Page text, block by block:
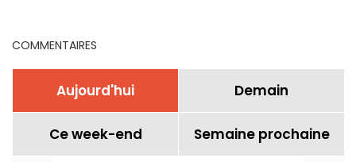
COMMENTAIRES
Aujourd'hui Demain
Ce week-end Semaine prochaine